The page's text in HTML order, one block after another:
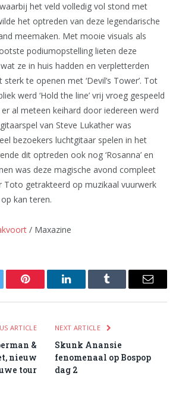
het veld volledig vol stond met
het optreden van deze legendarische
meemaken. Met mooie visuals als
podiumopstelling lieten deze
ze in huis hadden en verpletterden
te openen met ‘Devil’s Tower’. Tot
werd ‘Hold the line’ vrij vroeg gespeeld
al meteen keihard door iedereen werd
van Steve Lukather was
bezoekers luchtgitaar spelen in het
dit optreden ook nog ‘Rosanna’ en
was deze magische avond compleet
Toto getrakteerd op muzikaal vuurwerk
kan teren.
/ Maxazine
Pinterest LinkedInTumblr Email
ARTICLE
&
nieuw
tour
NEXT ARTICLE
Skunk Anansie
fenomenaal op Bospop
dag 2